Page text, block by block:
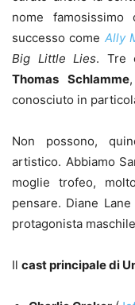
nome
successo come Ally
Big Little Lies. Tre
Thomas Schlamme
conosciuto in
Non possono,
artistico. Abbiamo
moglie trofeo,
pensare. Diane
protagonista
Il cast principale di